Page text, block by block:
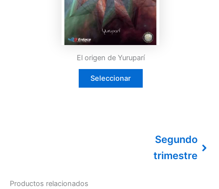
El origen de Yuruparí
Seleccionar
Segundo
trimestre
Productos relacionados